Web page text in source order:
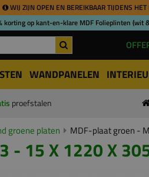
WIJ ZIJN OPEN EN BEREIKBAAR TIJDENS
korting op kant-en-klare MDF Folieplinten
WANDPANELEN
proefstalen
groene platen MDF-plaat groen -
- 15 X 1220 X